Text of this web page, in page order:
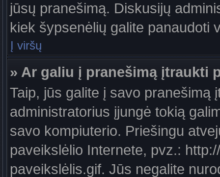
jūsų pranešimą. Diskusijų
kiek šypsenėlių galite panaudoti
Į viršų
» Ar galiu į pranešimą įtraukti
Taip, jūs galite į savo pranešimą
administratorius įjungė tokią
savo kompiuterio. Priešingu
paveikslėlio Internete, pvz.:
paveikslėlis.gif. Jūs negalite